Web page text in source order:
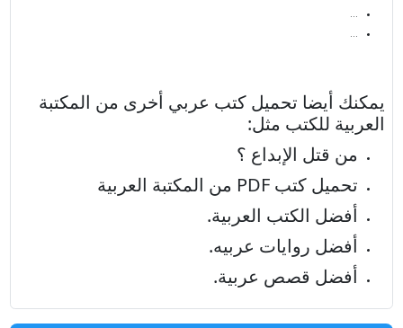
…
…
يمكنك أيضا تحميل كتب عربي أخرى من المكتبة
العربية للكتب مثل:
من قتل الإبداع ؟
تحميل كتب PDF من المكتبة العربية
أفضل الكتب العربية.
أفضل روايات عربيه.
أفضل قصص عربية.